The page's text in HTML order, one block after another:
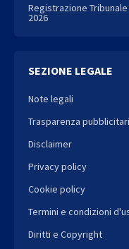
Registrazione
2026
SEZIONE LEGALE
Note legali
Trasparenza
Disclaimer
Privacy policy
Cookie policy
Termini e condizioni
Diritti e Copyright